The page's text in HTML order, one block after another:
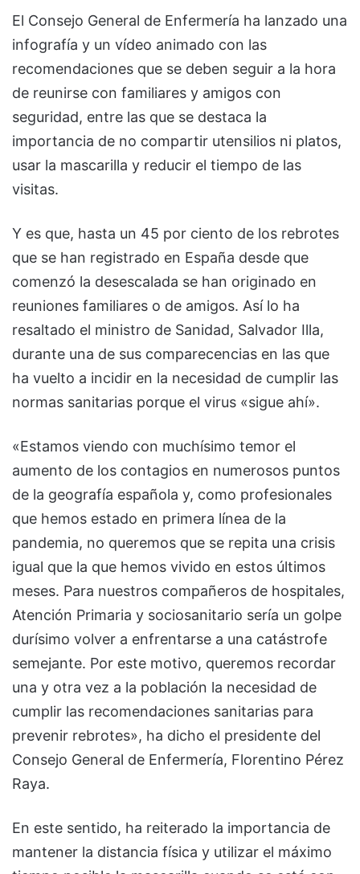
El Consejo General de Enfermería ha lanzado una
infografía y un vídeo animado con las
recomendaciones que se deben seguir a la hora
de reunirse con familiares y amigos con
seguridad, entre las que se destaca la
importancia de no compartir utensilios ni platos,
usar la mascarilla y reducir el tiempo de las
visitas.
Y es que, hasta un 45 por ciento de los rebrotes
que se han registrado en España desde que
comenzó la desescalada se han originado en
reuniones familiares o de amigos. Así lo ha
resaltado el ministro de Sanidad, Salvador Illa,
durante una de sus comparecencias en las que
ha vuelto a incidir en la necesidad de cumplir las
normas sanitarias porque el virus «sigue ahí».
«Estamos viendo con muchísimo temor el
aumento de los contagios en numerosos puntos
de la geografía española y, como profesionales
que hemos estado en primera línea de la
pandemia, no queremos que se repita una crisis
igual que la que hemos vivido en estos últimos
meses. Para nuestros compañeros de hospitales,
Atención Primaria y sociosanitario sería un golpe
durísimo volver a enfrentarse a una catástrofe
semejante. Por este motivo, queremos recordar
una y otra vez a la población la necesidad de
cumplir las recomendaciones sanitarias para
prevenir rebrotes», ha dicho el presidente del
Consejo General de Enfermería, Florentino Pérez
Raya.
En este sentido, ha reiterado la importancia de
mantener la distancia física y utilizar el máximo